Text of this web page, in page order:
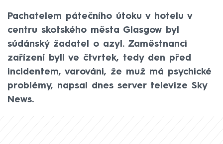
Pachatelem pátečního útoku v hotelu v
centru skotského města Glasgow byl
súdánský žadatel o azyl. Zaměstnanci
zařízení byli ve čtvrtek, tedy den před
incidentem, varováni, že muž má psychické
problémy, napsal dnes server televize Sky
News.